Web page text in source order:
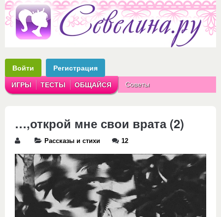
Войти Регистрация
ИГРЫ ТЕСТЫ ОБЩАЙСЯ Советы
…,открой мне свои врата (2)
Рассказы и стихи 12